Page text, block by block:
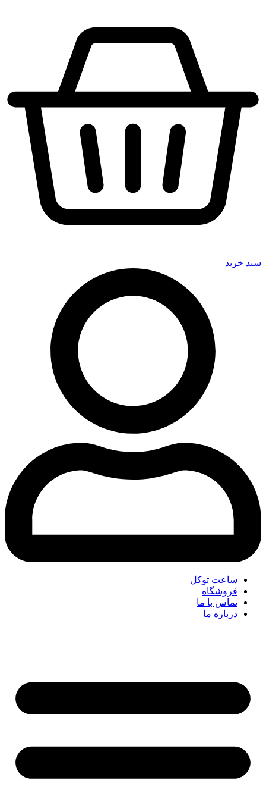
سبد خرید
ساعت توکل
فروشگاه
تماس با ما
درباره ما